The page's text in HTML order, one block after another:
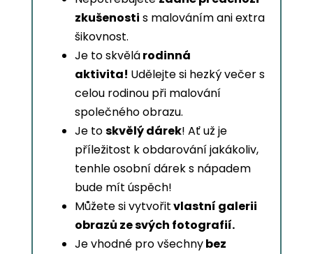
zkušenosti s malováním ani extra
šikovnost.
Je to skvělárodinná
aktivita! Udělejte si hezký večer s
celou rodinou při malování
společného obrazu.
Je toskvělý dárek! Ať už je
příležitost k obdarování jakákoliv,
tenhle osobní dárek s nápadem
bude mít úspěch!
Můžete si vytvořitvlastní galerii
obrazů ze svých fotografií.
Je vhodné pro všechnybez